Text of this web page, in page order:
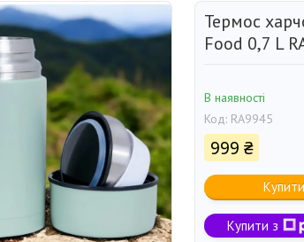
Термос
Food 0,7 L
В наявності
Код: RA9945
999 ₴
Купити
Купити з